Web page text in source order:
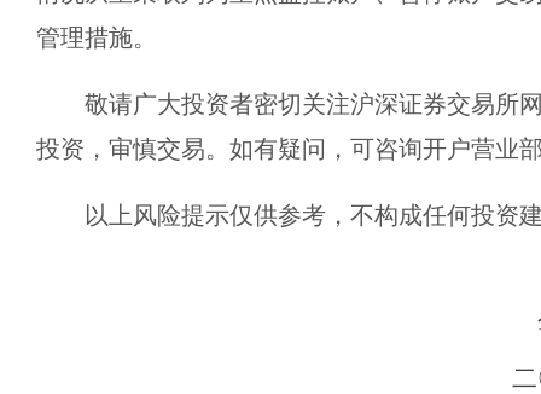
管理措施。
敬请广大投资者密切关注沪深证券交易所
投资，审慎交易。如有疑问，可咨询开户营业
以上风险提示仅供参考，不构成任何投资